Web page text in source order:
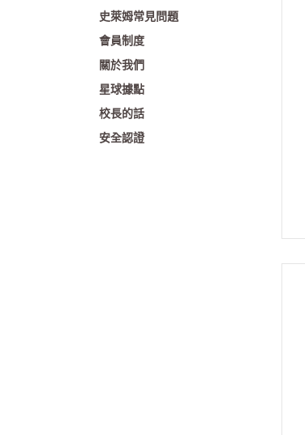
史萊姆常見問題
會員制度
關於我們
星球據點
校長的話
安全認證